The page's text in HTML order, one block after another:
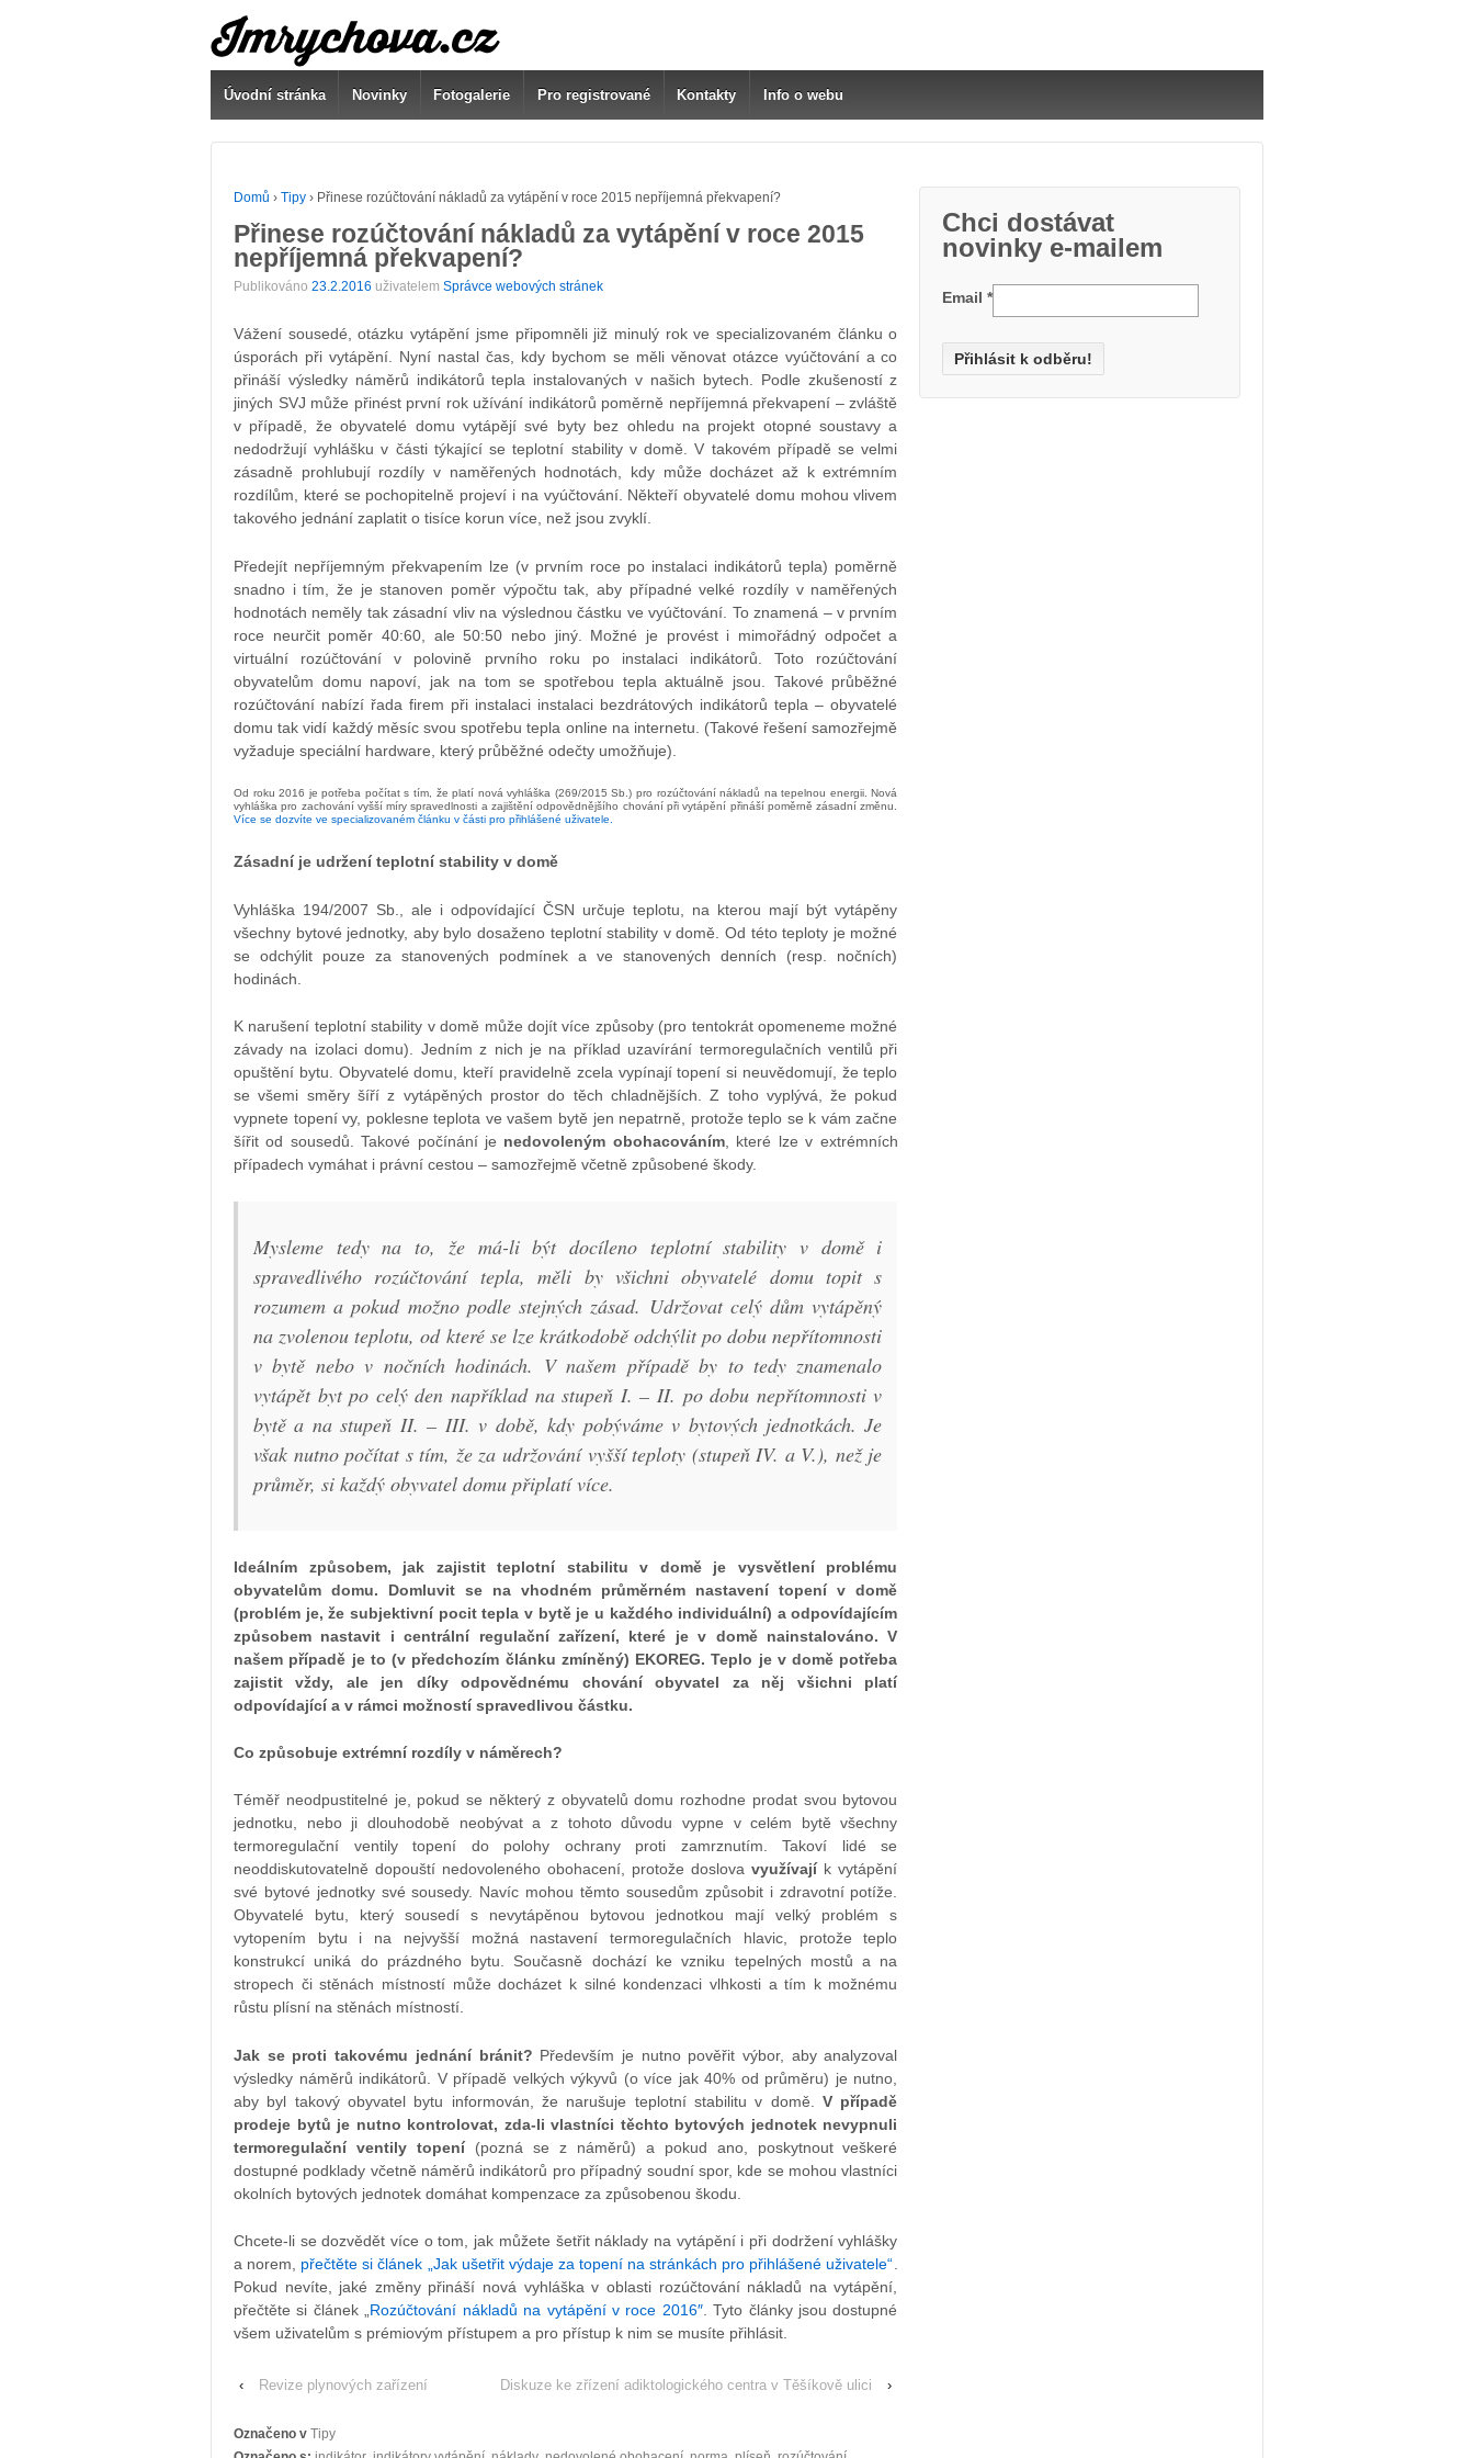
Úvodní stránka Novinky Fotogalerie Pro registrované Kontakty Info o webu
Domů › Tipy › Přinese rozúčtování nákladů za vytápění v roce 2015 nepříjemná překvapení?
Přinese rozúčtování nákladů za vytápění v roce 2015
nepříjemná překvapení?
Publikováno 23.2.2016 uživatelem Správce webových stránek
Vážení sousedé, otázku vytápění jsme připomněli již minulý rok ve specializovaném článku o
úsporách při vytápění. Nyní nastal čas, kdy bychom se měli věnovat otázce vyúčtování a co
přináší výsledky náměrů indikátorů tepla instalovaných v našich bytech. Podle zkušeností z
jiných SVJ může přinést první rok užívání indikátorů poměrně nepříjemná překvapení – zvláště
v případě, že obyvatelé domu vytápějí své byty bez ohledu na projekt otopné soustavy a
nedodržují vyhlášku v části týkající se teplotní stability v domě. V takovém případě se velmi
zásadně prohlubují rozdíly v naměřených hodnotách, kdy může docházet až k extrémním
rozdílům, které se pochopitelně projeví i na vyúčtování. Někteří obyvatelé domu mohou vlivem
takového jednání zaplatit o tisíce korun více, než jsou zvyklí.
Předejít nepříjemným překvapením lze (v prvním roce po instalaci indikátorů tepla) poměrně
snadno i tím, že je stanoven poměr výpočtu tak, aby případné velké rozdíly v naměřených
hodnotách neměly tak zásadní vliv na výslednou částku ve vyúčtování. To znamená – v prvním
roce neurčit poměr 40:60, ale 50:50 nebo jiný. Možné je provést i mimořádný odpočet a
virtuální rozúčtování v polovině prvního roku po instalaci indikátorů. Toto rozúčtování
obyvatelům domu napoví, jak na tom se spotřebou tepla aktuálně jsou. Takové průběžné
rozúčtování nabízí řada firem při instalaci instalaci bezdrátových indikátorů tepla – obyvatelé
domu tak vidí každý měsíc svou spotřebu tepla online na internetu. (Takové řešení samozřejmě
vyžaduje speciální hardware, který průběžné odečty umožňuje).
Od roku 2016 je potřeba počítat s tím, že platí nová vyhláška (269/2015 Sb.) pro rozúčtování nákladů na tepelnou energii. Nová
vyhláška pro zachování vyšší míry spravedlnosti a zajištění odpovědnějšího chování při vytápění přináší poměrně zásadní změnu.
Více se dozvíte ve specializovaném článku v části pro přihlášené uživatele.
Zásadní je udržení teplotní stability v domě
Vyhláška 194/2007 Sb., ale i odpovídající ČSN určuje teplotu, na kterou mají být vytápěny
všechny bytové jednotky, aby bylo dosaženo teplotní stability v domě. Od této teploty je možné
se odchýlit pouze za stanovených podmínek a ve stanovených denních (resp. nočních)
hodinách.
K narušení teplotní stability v domě může dojít více způsoby (pro tentokrát opomeneme možné
závady na izolaci domu). Jedním z nich je na příklad uzavírání termoregulačních ventilů při
opuštění bytu. Obyvatelé domu, kteří pravidelně zcela vypínají topení si neuvědomují, že teplo
se všemi směry šíří z vytápěných prostor do těch chladnějších. Z toho vyplývá, že pokud
vypnete topení vy, poklesne teplota ve vašem bytě jen nepatrně, protože teplo se k vám začne
šířit od sousedů. Takové počínání je nedovoleným obohacováním, které lze v extrémních
případech vymáhat i právní cestou – samozřejmě včetně způsobené škody.
Mysleme tedy na to, že má-li být docíleno teplotní stability v domě i
spravedlivého rozúčtování tepla, měli by všichni obyvatelé domu topit s
rozumem a pokud možno podle stejných zásad. Udržovat celý dům vytápěný
na zvolenou teplotu, od které se lze krátkodobě odchýlit po dobu nepřítomnosti
v bytě nebo v nočních hodinách. V našem případě by to tedy znamenalo
vytápět byt po celý den například na stupeň I. – II. po dobu nepřítomnosti v
bytě a na stupeň II. – III. v době, kdy pobýváme v bytových jednotkách. Je
však nutno počítat s tím, že za udržování vyšší teploty (stupeň IV. a V.), než je
průměr, si každý obyvatel domu připlatí více.
Ideálním způsobem, jak zajistit teplotní stabilitu v domě je vysvětlení problému
obyvatelům domu. Domluvit se na vhodném průměrném nastavení topení v domě
(problém je, že subjektivní pocit tepla v bytě je u každého individuální) a odpovídajícím
způsobem nastavit i centrální regulační zařízení, které je v domě nainstalováno. V
našem případě je to (v předchozím článku zmíněný) EKOREG. Teplo je v domě potřeba
zajistit vždy, ale jen díky odpovědnému chování obyvatel za něj všichni platí
odpovídající a v rámci možností spravedlivou částku.
Co způsobuje extrémní rozdíly v náměrech?
Téměř neodpustitelné je, pokud se některý z obyvatelů domu rozhodne prodat svou bytovou
jednotku, nebo ji dlouhodobě neobývat a z tohoto důvodu vypne v celém bytě všechny
termoregulační ventily topení do polohy ochrany proti zamrznutím. Takoví lidé se
neoddiskutovatelně dopouští nedovoleného obohacení, protože doslovavyužívajík vytápění
své bytové jednotky své sousedy. Navíc mohou těmto sousedům způsobit i zdravotní potíže.
Obyvatelé bytu, který sousedí s nevytápěnou bytovou jednotkou mají velký problém s
vytopením bytu i na nejvyšší možná nastavení termoregulačních hlavic, protože teplo
konstrukcí uniká do prázdného bytu. Současně dochází ke vzniku tepelných mostů a na
stropech či stěnách místností může docházet k silné kondenzaci vlhkosti a tím k možnému
růstu plísní na stěnách místností.
Jak se proti takovému jednání bránit? Především je nutno pověřit výbor, aby analyzoval
výsledky náměrů indikátorů. V případě velkých výkyvů (o více jak 40% od průměru) je nutno,
aby byl takový obyvatel bytu informován, že narušuje teplotní stabilitu v domě.V případě
prodeje bytů je nutno kontrolovat, zda-li vlastníci těchto bytových jednotek nevypnuli
termoregulační ventily topení(pozná se z náměrů) a pokud ano, poskytnout veškeré
dostupné podklady včetně náměrů indikátorů pro případný soudní spor, kde se mohou vlastníci
okolních bytových jednotek domáhat kompenzace za způsobenou škodu.
Chcete-li se dozvědět více o tom, jak můžete šetřit náklady na vytápění i při dodržení vyhlášky
a norem, přečtěte si článek „Jak ušetřit výdaje za topení na stránkách pro přihlášené uživatele“.
Pokud nevíte, jaké změny přináší nová vyhláška v oblasti rozúčtování nákladů na vytápění,
přečtěte si článek „Rozúčtování nákladů na vytápění v roce 2016″. Tyto články jsou dostupné
všem uživatelům s prémiovým přístupem a pro přístup k nim se musíte přihlásit.
‹ Revize plynových zařízení Diskuze ke zřízení adiktologického centra v Těšíkově ulici ›
Označeno v Tipy
Chci dostávat
novinky e-mailem
Email*